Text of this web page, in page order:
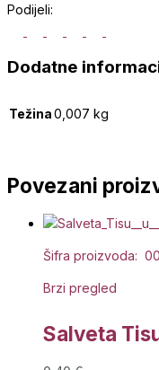
Podijeli:
Dodatne
Težina0,007 kg
Povezani
Šifra proizvoda:
Brzi pregled
Salveta